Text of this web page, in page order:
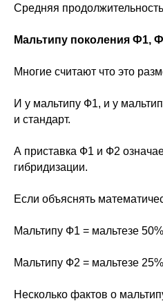
Средняя
Мальтипу поколения Ф1,
Многие считают что это
И у мальтипу Ф1, и у
и стандарт.
А приставка Ф1 и Ф2
гибридизации.
Если объяснять
Мальтипу Ф1 = мальтезе
Мальтипу Ф2 = мальтезе
Несколько фактов о